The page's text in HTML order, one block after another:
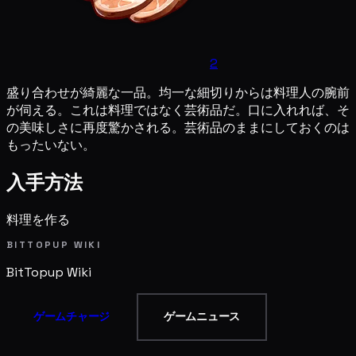
2
盛り合わせが綺麗な一品。均一な細切りからは料理人の腕前
が伺える。これは料理ではなく芸術品だ。口に入れれば、そ
の美味しさに再度驚かされる。芸術品のままにしておくのは
もったいない。
入手方法
料理を作る
BITTOPUP WIKI
BitTopup Wiki
ゲームチャージ ゲームニュース